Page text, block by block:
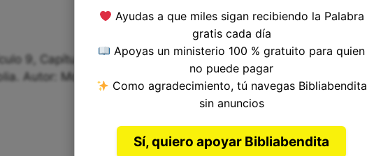
9, Capítulo 16, Libro de Génesis del Antiguo
Autor: Moisés.
Ayudas a que miles sigan recibiendo la Palabra
gratis cada día
Apoyas un ministerio 100 % gratuito para quien
no puede pagar
Como agradecimiento, tú navegas Bibliabendita
sin anuncios
Sí, quiero apoyar Bibliabendita